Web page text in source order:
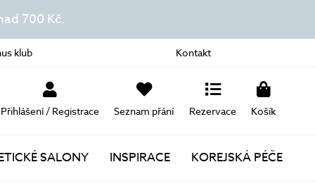
700 Kč.
klub Kontakt
Přihlášení / Registrace Seznam přání Rezervace Košík
SALONY INSPIRACE KOREJSKÁ PÉČE